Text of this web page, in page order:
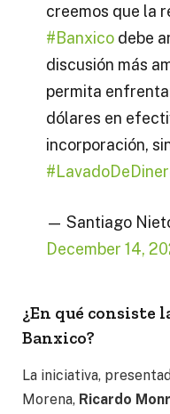
creemos que la
#Banxicodebe
discusión más
permita
dólares en
incorporación,
— Santiago
December 14,
¿En qué consiste
Banxico?
La iniciativa,
Morena, Ricardo